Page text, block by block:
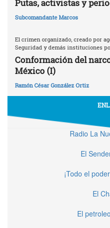
Putas, activistas y
Subcomandante Marcos
El crimen organizado, creado por
Seguridad y demás instituciones
Conformación del
México (I)
Ramón César González Ortiz
Radio La
El
¡Todo el
El
El